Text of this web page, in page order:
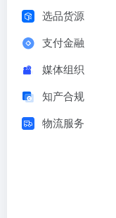
选品货源
支付金融
媒体组织
知产合规
物流服务